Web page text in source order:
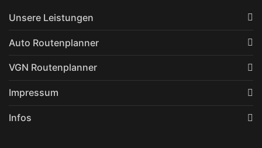
Unsere Leistungen
Auto Routenplanner
VGN Routenplanner
Impressum
Infos